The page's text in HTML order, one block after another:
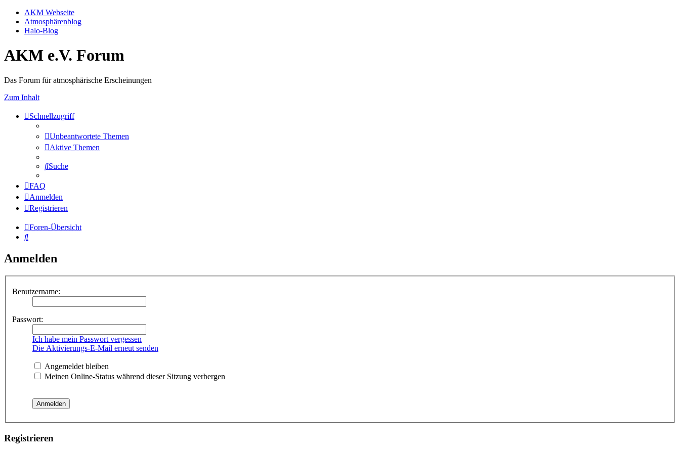
AKM Webseite
Atmosphärenblog
Halo-Blog
AKM e.V. Forum
Das Forum für atmosphärische Erscheinungen
Zum Inhalt
Schnellzugriff
Unbeantwortete Themen
Aktive Themen
Suche
FAQ
Anmelden
Registrieren
Foren-Übersicht
Suche
Anmelden
Benutzername:
Passwort:
Ich habe mein Passwort vergessen
Die Aktivierungs-E-Mail erneut senden
Angemeldet bleiben
Meinen Online-Status während dieser Sitzung verbergen
Registrieren